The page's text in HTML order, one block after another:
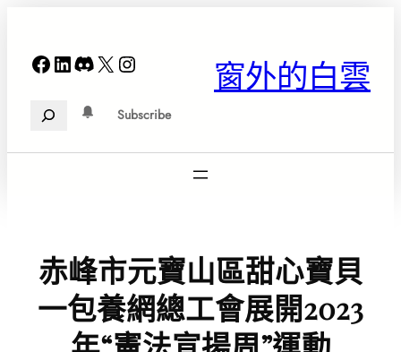
Facebook
LinkedIn
Discord
X Instagram 窗外的白雲
Search Subscribe
赤峰市元寶山區甜心寶貝
一包養網總工會展開2023